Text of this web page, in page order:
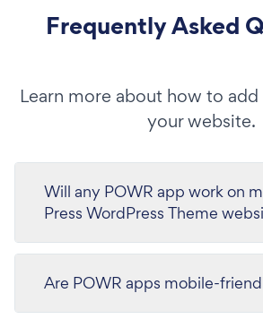
Frequently Asked
Learn more about how to
your website.
Will any POWR app work on
Press WordPress Theme
Are POWR apps mobile-